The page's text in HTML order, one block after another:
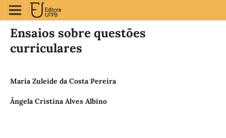
Ensaios sobre questões
curriculares
Maria Zuleide da Costa Pereira
Ângela Cristina Alves Albino